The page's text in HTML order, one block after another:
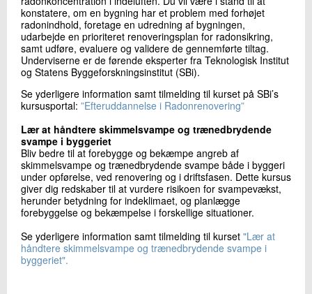
konstatere, om en bygning har et problem med forhøjet
radonindhold, foretage en udredning af bygningen,
udarbejde en prioriteret renoveringsplan for radonsikring,
samt udføre, evaluere og validere de gennemførte tiltag.
Underviserne er de førende eksperter fra Teknologisk Institut
og Statens Byggeforskningsinstitut (SBi).
Se yderligere information samt tilmelding til kurset på SBi’s
kursusportal: ”Efteruddannelse i Radonrenovering”
Lær at håndtere skimmelsvampe og trænedbrydende
svampe i byggeriet
Bliv bedre til at forebygge og bekæmpe angreb af
skimmelsvampe og trænedbrydende svampe både i byggeri
under opførelse, ved renovering og i driftsfasen. Dette kursus
giver dig redskaber til at vurdere risikoen for svampevækst,
herunder betydning for indeklimaet, og planlægge
forebyggelse og bekæmpelse i forskellige situationer.
Se yderligere information samt tilmelding til kurset "Lær at
håndtere skimmelsvampe og trænedbrydende svampe i
byggeriet".